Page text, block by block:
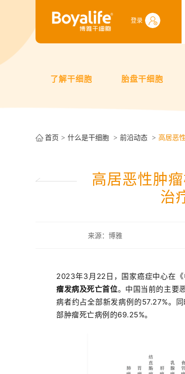
登录
了解干细胞 胎盘干细胞
首页 什么是干细胞 前沿动态 高居恶
高居恶性肿
治
来源：博雅
2023年3月22日，国家癌症中心在
瘤发病及死亡首位。 中国当前的主要
病者约占全部新发病例的57.27%。
部肿瘤死亡病例的69.25%。